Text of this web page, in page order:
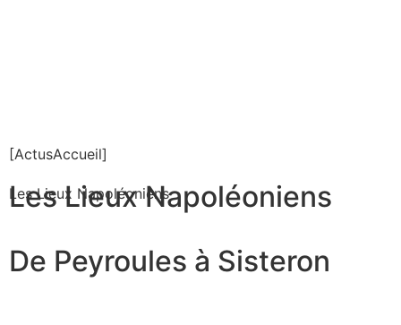
[ActusAccueil]
Les Lieux Napoléoniens
Les Lieux Napoléoniens
De Peyroules à Sisteron